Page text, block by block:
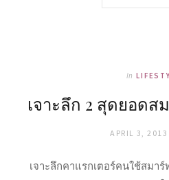
In
เจาะลึก 2 สุดยอด
APRIL 3, 2013
เจาะลึกคาแรกเตอร์คนใช้สมา